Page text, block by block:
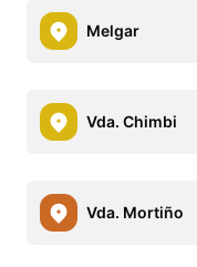
Melgar
Vda. Chimbi
Vda. Mortiño